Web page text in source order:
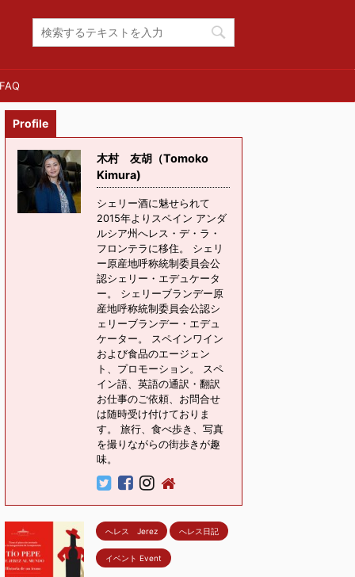
Profile
木村 友胡（Tomoko
Kimura)
シェリー酒に魅せられて
2015年よりスペイン アンダ
ルシア州へレス・デ・ラ・
フロンテラに移住。 シェリ
ー原産地呼称統制委員会公
認シェリー・エデュケータ
ー。 シェリーブランデー原
産地呼称統制委員会公認シ
ェリーブランデー・エデュ
ケーター。 スペインワイン
および食品のエージェン
ト、プロモーション。 スペ
イン語、英語の通訳・翻訳
お仕事のご依頼、お問合せ
は随時受け付けておりま
す。 旅行、食べ歩き、写真
を撮りながらの街歩きが趣
味。
へレス Jerez へレス日記
イベント Event